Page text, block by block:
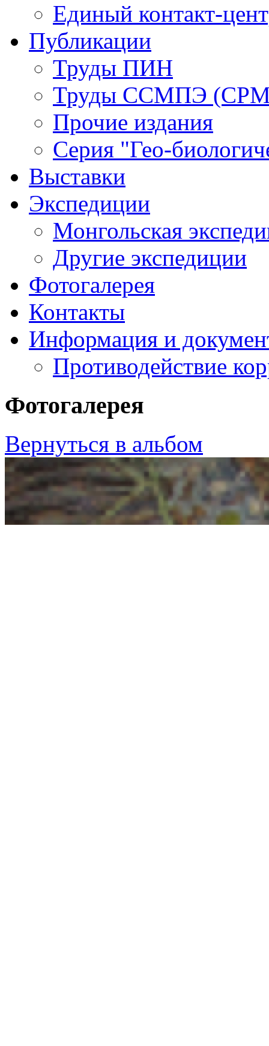
Единый контакт-
Публикации
Труды ПИН
Труды ССМПЭ
Прочие издания
Серия "Гео-
Выставки
Экспедиции
Монгольская
Другие экспедиции
Фотогалерея
Контакты
Информация и
Противодействие
Фотогалерея
Вернуться в альбом